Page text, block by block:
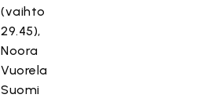
(vaihto
29.45),
Noora
Vuorela
Suomi